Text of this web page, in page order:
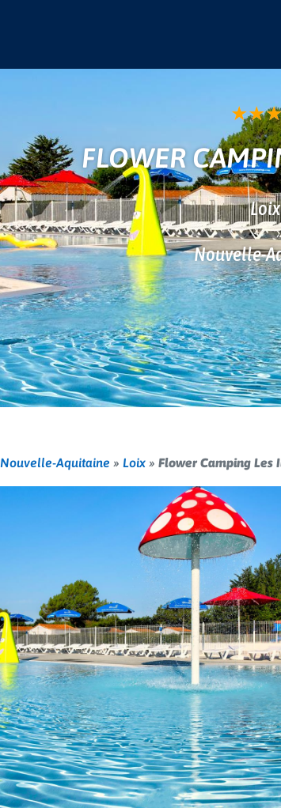
★★
FLOWER
Loix
Nouvelle-
Nouvelle-Aquitaine » Loix » Flower Camping Les